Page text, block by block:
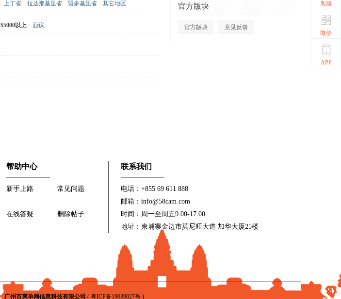
官方版块
官方版块 意见反馈
上丁省 拉达那基里省 盟多基里省 其它地区
$5000以上 面议
帮助中心
新手上路 常见问题
在线答疑 删除帖子
联系我们
电话：+855 69 611 888
邮箱：info@58cam.com
时间：周一至周五9:00-17:00
地址：柬埔寨金边市莫尼旺大道 加华大厦25楼
| 广州市柬单网信息科技有限公司 ( 粤ICP备19039027号)
客服
微信
APP